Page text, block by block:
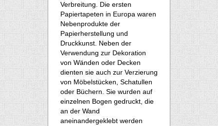
Verbreitung. Die ersten
Papiertapeten in Europa waren
Nebenprodukte der
Papierherstellung und
Druckkunst. Neben der
Verwendung zur Dekoration
von Wänden oder Decken
dienten sie auch zur Verzierung
von Möbelstücken, Schatullen
oder Büchern. Sie wurden auf
einzelnen Bogen gedruckt, die
an der Wand
aneinandergeklebt werden